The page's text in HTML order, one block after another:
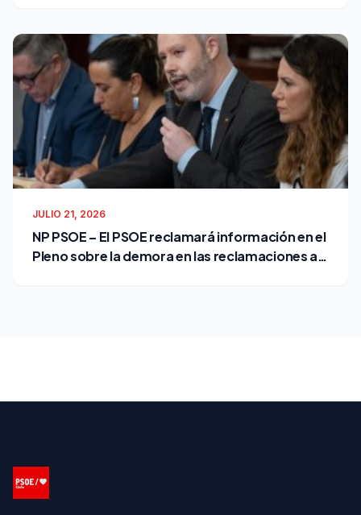
JULIO 21, 2026
NP PSOE – El PSOE reclamará información en el
Pleno sobre la demora en las reclamaciones al